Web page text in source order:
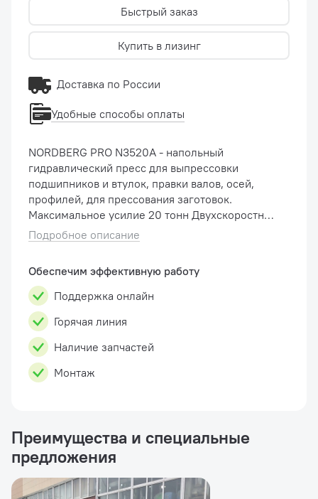
NORDBERG PRO N3520A - напольный
гидравлический пресс для выпрессовки
подшипников и втулок, правки валов, осей,
профилей, для прессования заготовок.
Максимальное усилие 20 тонн Двухскоростной
насос: "умный клапан" позволяет подводить
шток цилиндра пресса к обслуживаемой
Подробное описание
Обеспечим эффективную работу
Поддержка онлайн
Горячая линия
Наличие запчастей
Монтаж
Быстрый заказ
Купить в лизинг
Доставка по России
Удобные способы оплаты
Преимущества и специальные
предложения